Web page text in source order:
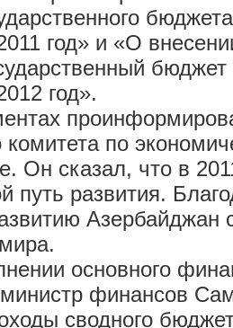
год» и «О
год».
комитета по
Он сказал, что в
путь развития.
Азербайджан
основного
министр финансов
сводного